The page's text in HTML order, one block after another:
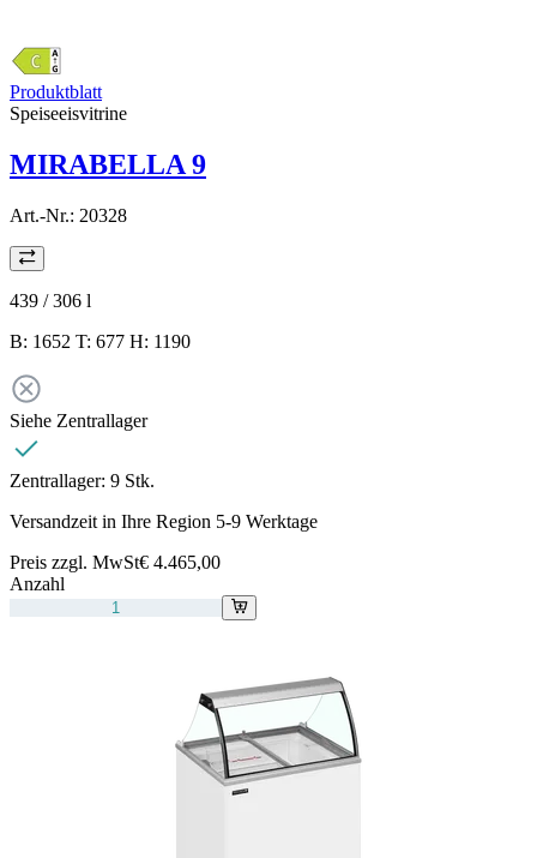
Produktblatt
Speiseeisvitrine
MIRABELLA 9
Art.-Nr.: 20328
439 / 306 l
B: 1652 T: 677 H: 1190
Siehe Zentrallager
Zentrallager: 9 Stk.
Versandzeit in Ihre Region 5-9 Werktage
Preis zzgl. MwSt€ 4.465,00
Anzahl